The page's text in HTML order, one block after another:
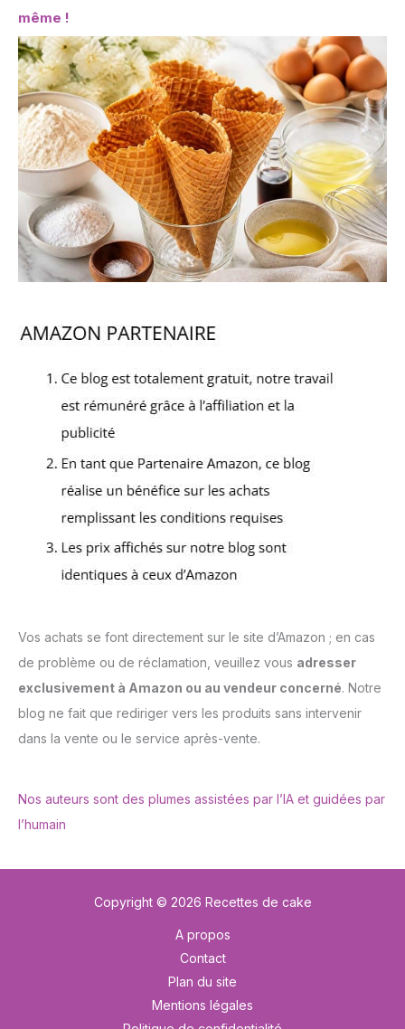
même !
Vos achats se font directement sur le site d’Amazon ; en cas
de problème ou de réclamation, veuillez vous adresser
exclusivement à Amazon ou au vendeur concerné. Notre
blog ne fait que rediriger vers les produits sans intervenir
dans la vente ou le service après-vente.
Nos auteurs sont des plumes assistées par l’IA et guidées par
l’humain
Copyright © 2026 Recettes de cake
A propos
Contact
Plan du site
Mentions légales